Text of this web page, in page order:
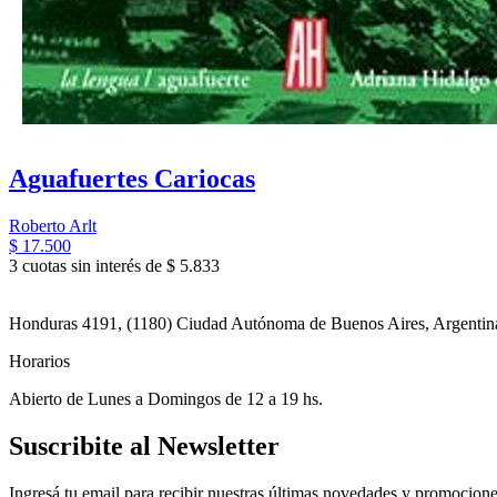
Aguafuertes Cariocas
Roberto Arlt
$ 17.500
3 cuotas sin interés de $ 5.833
Honduras 4191, (1180) Ciudad Autónoma de Buenos Aires,
Horarios
Abierto de Lunes a Domingos de 12 a 19 hs.
Suscribite al Newsletter